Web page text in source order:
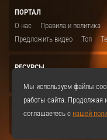
ПОРТАЛ
О нас
Правила и политика
Предложить видео
Топ
РЕСУРСЫ
Мы используем файлы
работы сайта. Продолжая
соглашаетесь с нашей